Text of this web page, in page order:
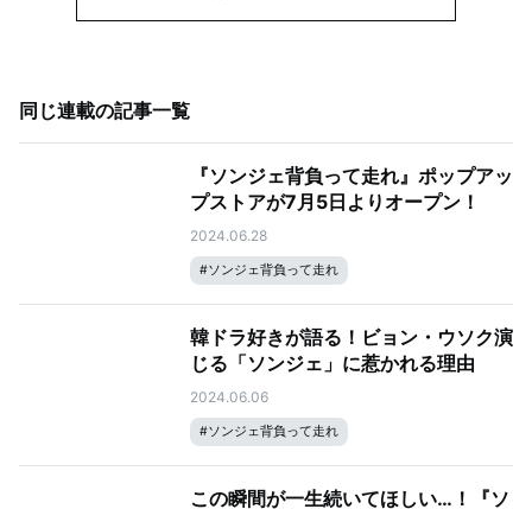
同じ連載の記事一覧
『ソンジェ背負って走れ』ポップアッ
プストアが7月5日よりオープン！
2024.06.28
#ソンジェ背負って走れ
韓ドラ好きが語る！ビョン・ウソク演
じる「ソンジェ」に惹かれる理由
2024.06.06
#ソンジェ背負って走れ
この瞬間が一生続いてほしい…！『ソ